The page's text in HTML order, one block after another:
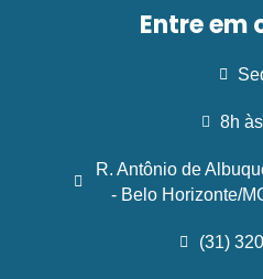
Entre em
8h
R. Antônio de
- Belo Horizonte/
(31)